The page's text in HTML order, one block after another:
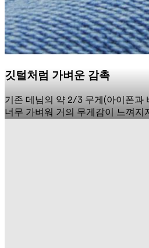
깃털처럼 가벼운 감촉
기존 데님의 약 2/3 무게(아이폰과
너무 가벼워 거의 무게감이 느껴지